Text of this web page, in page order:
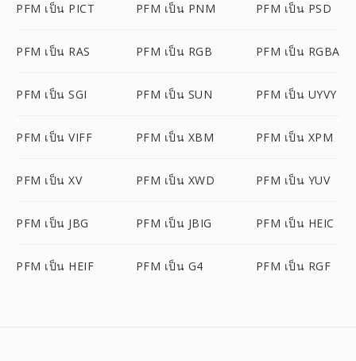
PFM เป็น PICT PFM เป็น PNM PFM เป็น PSD
PFM เป็น RAS PFM เป็น RGB PFM เป็น RGBA
PFM เป็น SGI PFM เป็น SUN PFM เป็น UYVY
PFM เป็น VIFF PFM เป็น XBM PFM เป็น XPM
PFM เป็น XV PFM เป็น XWD PFM เป็น YUV
PFM เป็น JBG PFM เป็น JBIG PFM เป็น HEIC
PFM เป็น HEIF PFM เป็น G4 PFM เป็น RGF